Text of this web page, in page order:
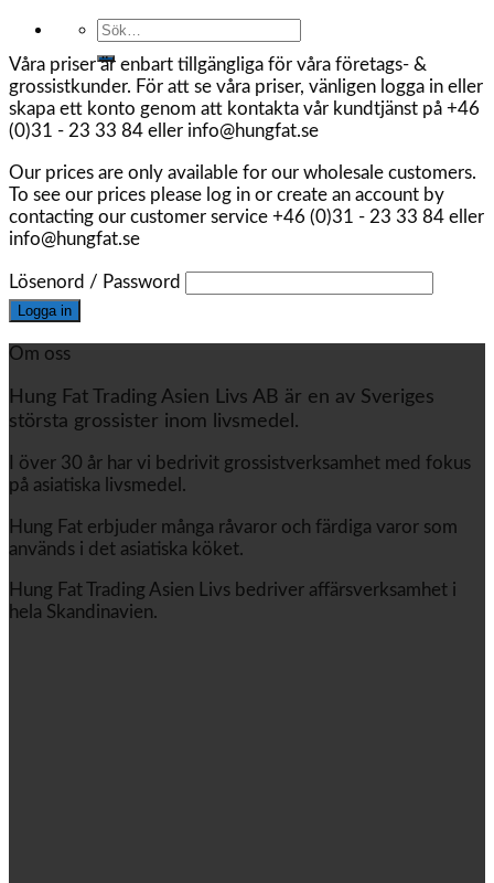
Sök
Våra priser är enbart tillgängliga för våra företags- &
grossistkunder. För att se våra priser, vänligen logga in eller
skapa ett konto genom att kontakta vår kundtjänst på +46
(0)31 - 23 33 84 eller info@hungfat.se
Our prices are only available for our wholesale customers.
To see our prices please log in or create an account by
contacting our customer service +46 (0)31 - 23 33 84 eller
info@hungfat.se
Lösenord / Password
Om oss
Hung Fat Trading Asien Livs AB är en av Sveriges
största grossister inom livsmedel.
I över 30 år har vi bedrivit grossistverksamhet med fokus
på asiatiska livsmedel.
Hung Fat erbjuder många råvaror och färdiga varor som
används i det asiatiska köket.
Hung Fat Trading Asien Livs bedriver affärsverksamhet i
hela Skandinavien.